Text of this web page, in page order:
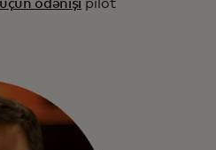
ödənişi pilot